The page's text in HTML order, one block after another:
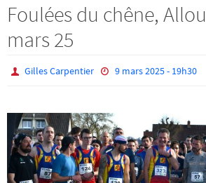
Foulées du chêne,
mars 25
Gilles Carpentier 9 mars 2025 - 19h30